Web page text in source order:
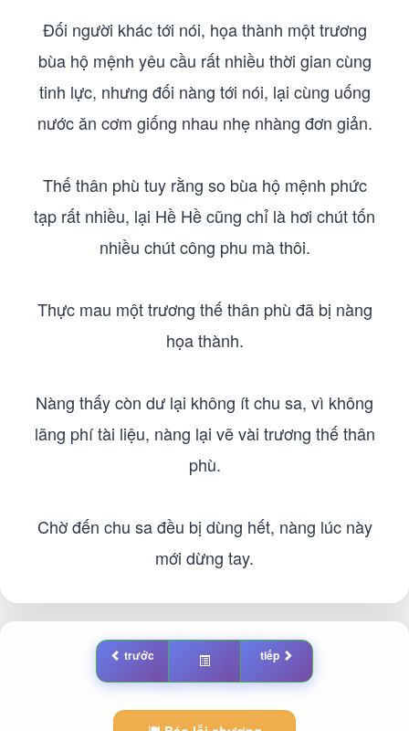
Đối người khác tới nói, họa thành một trương
bùa hộ mệnh yêu cầu rất nhiều thời gian cùng
tinh lực, nhưng đối nàng tới nói, lại cùng uống
nước ăn cơm giống nhau nhẹ nhàng đơn giản.
Thế thân phù tuy rằng so bùa hộ mệnh phức
tạp rất nhiều, lại Hề Hề cũng chỉ là hơi chút tốn
nhiều chút công phu mà thôi.
Thực mau một trương thế thân phù đã bị nàng
họa thành.
Nàng thấy còn dư lại không ít chu sa, vì không
lãng phí tài liệu, nàng lại vẽ vài trương thế thân
phù.
Chờ đến chu sa đều bị dùng hết, nàng lúc này
mới dừng tay.
trước tiếp